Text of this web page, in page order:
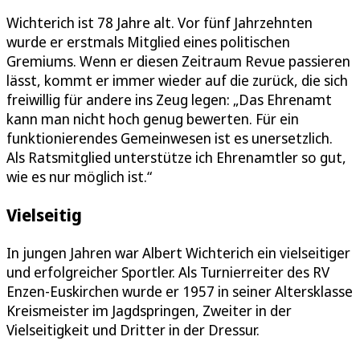
Wichterich ist 78 Jahre alt. Vor fünf Jahrzehnten
wurde er erstmals Mitglied eines politischen
Gremiums. Wenn er diesen Zeitraum Revue passieren
lässt, kommt er immer wieder auf die zurück, die sich
freiwillig für andere ins Zeug legen: „Das Ehrenamt
kann man nicht hoch genug bewerten. Für ein
funktionierendes Gemeinwesen ist es unersetzlich.
Als Ratsmitglied unterstütze ich Ehrenamtler so gut,
wie es nur möglich ist.“
Vielseitig
In jungen Jahren war Albert Wichterich ein vielseitiger
und erfolgreicher Sportler. Als Turnierreiter des RV
Enzen-Euskirchen wurde er 1957 in seiner Altersklasse
Kreismeister im Jagdspringen, Zweiter in der
Vielseitigkeit und Dritter in der Dressur.